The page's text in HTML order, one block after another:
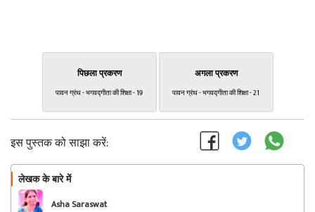
पिछला प्रकरण
पावन ग्रंथ - भगवद्गीता की शिक्षा - 19
अगला प्रकरण
पावन ग्रंथ - भगवद्गीता की शिक्षा - 21
इस पुस्तक को साझा करें:
लेखक के बारे में
Asha Saraswat